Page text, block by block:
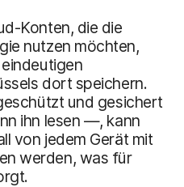
Konten, die die
nutzen möchten,
dort speichern.
und gesichert
ihn lesen —, kann
von jedem Gerät mit
werden, was für